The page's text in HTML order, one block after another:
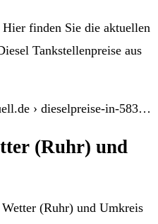
finden Sie die aktuellen
Tankstellenpreise aus
› dieselpreise-in-583…
(Ruhr) und
(Ruhr) und Umkreis